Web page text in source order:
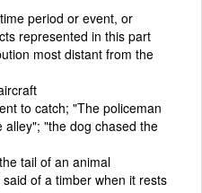
period or event, or
represented in this part
most distant from the
to catch; "The policeman
"the dog chased the
tail of an animal
of a timber when it rests